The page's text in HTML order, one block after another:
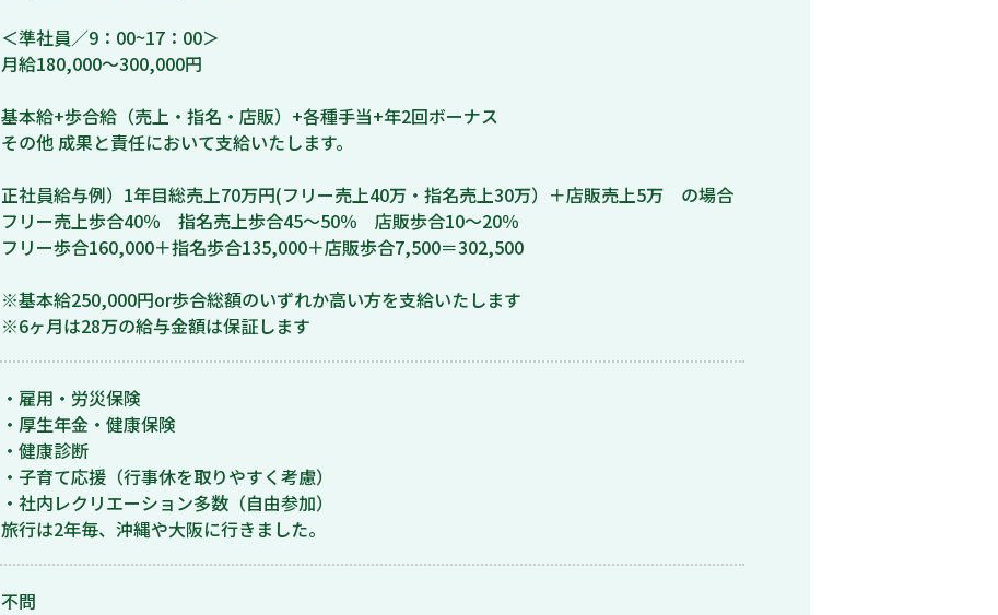
＜準社員／9：00~17：00＞
月給180,000～300,000円
基本給+歩合給（売上・指名・店販）+各種手当+年2回ボーナス
その他 成果と責任において支給いたします。
正社員給与例）1年目総売上70万円(フリー売上40万・指名売上30万）＋店販売上5万 の場合
フリー売上歩合40％ 指名売上歩合45～50％ 店販歩合10～20％
フリー歩合160,000＋指名歩合135,000＋店販歩合7,500＝302,500
※基本給250,000円or歩合総額のいずれか高い方を支給いたします
※6ヶ月は28万の給与金額は保証します
・雇用・労災保険
・厚生年金・健康保険
・健康診断
・子育て応援（行事休を取りやすく考慮）
・社内レクリエーション多数（自由参加）
旅行は2年毎、沖縄や大阪に行きました。
不問